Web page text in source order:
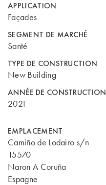
APPLICATION
Façades
SEGMENT DE MARCHÉ
Santé
TYPE DE CONSTRUCTION
New Building
ANNÉE DE CONSTRUCTION
2021
EMPLACEMENT
Camiño de Lodairo s/n
15570
Naron A Coruña
Espagne